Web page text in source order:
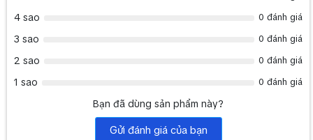
4 sao 0 đánh giá
3 sao 0 đánh giá
2 sao 0 đánh giá
1 sao 0 đánh giá
Bạn đã dùng sản phẩm này?
Gửi đánh giá của bạn